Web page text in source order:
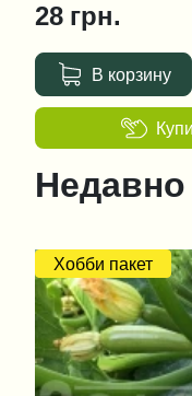
28 грн.
В корзину
Хобби пакет